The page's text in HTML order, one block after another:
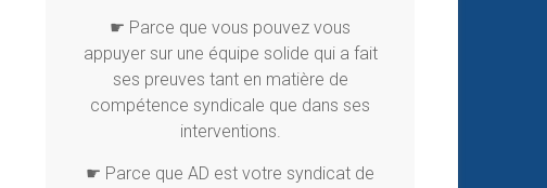
☛ Parce que vous pouvez vous
appuyer sur une équipe solide qui a fait
ses preuves tant en matière de
compétence syndicale que dans ses
interventions.
☛ Parce que AD est votre syndicat de